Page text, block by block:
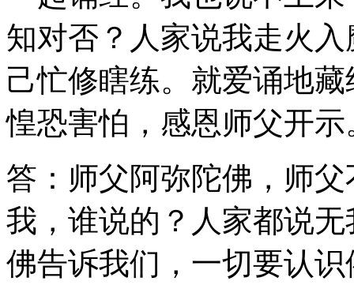
知对否？人家说我走火
己忙修瞎练。就爱诵地
惶恐害怕，感恩师父开示
答：师父阿弥陀佛，师
我，谁说的？人家都说
佛告诉我们，一切要认